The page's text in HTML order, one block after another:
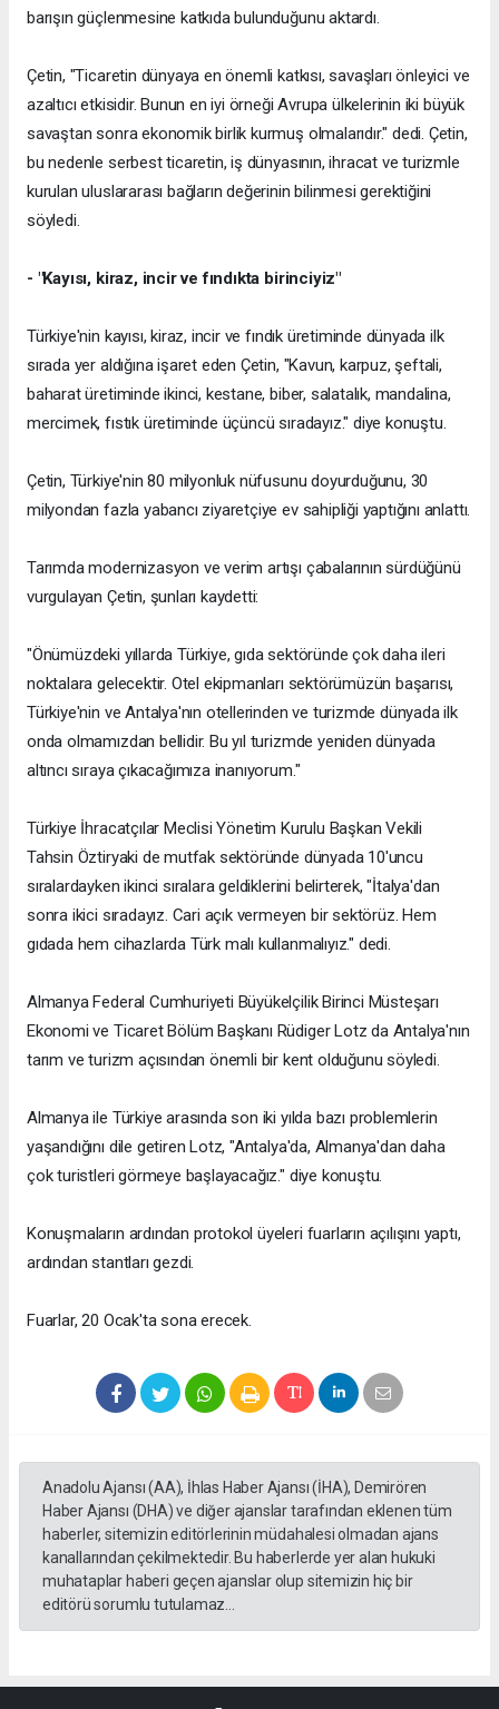
barışın güçlenmesine katkıda bulunduğunu aktardı.
Çetin, "Ticaretin dünyaya en önemli katkısı, savaşları önleyici ve
azaltıcı etkisidir. Bunun en iyi örneği Avrupa ülkelerinin iki büyük
savaştan sonra ekonomik birlik kurmuş olmalarıdır." dedi. Çetin,
bu nedenle serbest ticaretin, iş dünyasının, ihracat ve turizmle
kurulan uluslararası bağların değerinin bilinmesi gerektiğini
söyledi.
- "Kayısı, kiraz, incir ve fındıkta birinciyiz"
Türkiye'nin kayısı, kiraz, incir ve fındık üretiminde dünyada ilk
sırada yer aldığına işaret eden Çetin, "Kavun, karpuz, şeftali,
baharat üretiminde ikinci, kestane, biber, salatalık, mandalina,
mercimek, fıstık üretiminde üçüncü sıradayız." diye konuştu.
Çetin, Türkiye'nin 80 milyonluk nüfusunu doyurduğunu, 30
milyondan fazla yabancı ziyaretçiye ev sahipliği yaptığını anlattı.
Tarımda modernizasyon ve verim artışı çabalarının sürdüğünü
vurgulayan Çetin, şunları kaydetti:
"Önümüzdeki yıllarda Türkiye, gıda sektöründe çok daha ileri
noktalara gelecektir. Otel ekipmanları sektörümüzün başarısı,
Türkiye'nin ve Antalya'nın otellerinden ve turizmde dünyada ilk
onda olmamızdan bellidir. Bu yıl turizmde yeniden dünyada
altıncı sıraya çıkacağımıza inanıyorum."
Türkiye İhracatçılar Meclisi Yönetim Kurulu Başkan Vekili
Tahsin Öztiryaki de mutfak sektöründe dünyada 10'uncu
sıralardayken ikinci sıralara geldiklerini belirterek, "İtalya'dan
sonra ikici sıradayız. Cari açık vermeyen bir sektörüz. Hem
gıdada hem cihazlarda Türk malı kullanmalıyız." dedi.
Almanya Federal Cumhuriyeti Büyükelçilik Birinci Müsteşarı
Ekonomi ve Ticaret Bölüm Başkanı Rüdiger Lotz da Antalya'nın
tarım ve turizm açısından önemli bir kent olduğunu söyledi.
Almanya ile Türkiye arasında son iki yılda bazı problemlerin
yaşandığını dile getiren Lotz, "Antalya'da, Almanya'dan daha
çok turistleri görmeye başlayacağız." diye konuştu.
Konuşmaların ardından protokol üyeleri fuarların açılışını yaptı,
ardından stantları gezdi.
Fuarlar, 20 Ocak'ta sona erecek.
Anadolu Ajansı (AA), İhlas Haber Ajansı (İHA), Demirören
Haber Ajansı (DHA) ve diğer ajanslar tarafından eklenen tüm
haberler, sitemizin editörlerinin müdahalesi olmadan ajans
kanallarından çekilmektedir. Bu haberlerde yer alan hukuki
muhataplar haberi geçen ajanslar olup sitemizin hiç bir
editörü sorumlu tutulamaz...